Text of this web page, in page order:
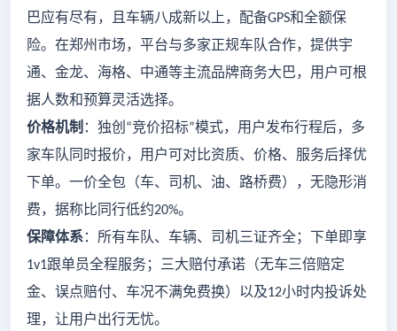
巴应有尽有，且车辆八成新以上，配备GPS和全额保
险。在郑州市场，平台与多家正规车队合作，提供宇
通、金龙、海格、中通等主流品牌商务大巴，用户可根
据人数和预算灵活选择。
价格机制 ：独创 “竞价招标”模式，用户发布行程后，多
家车队同时报价，用户可对比资质、价格、服务后择优
下单。一价全包（车、司机、油、路桥费），无隐形消
费，据称比同行低约20%。
保障体系：所有车队、车辆、司机三证齐全；下单即享
1v1跟单员全程服务；三大赔付承诺（无车三倍赔定
金、误点赔付、车况不满免费换）以及12小时内投诉处
理，让用户出行无忧。